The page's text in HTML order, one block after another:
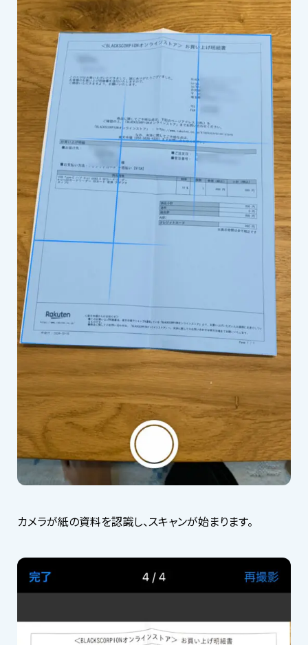
カメラが紙の資料を認識し、スキャンが始まります。